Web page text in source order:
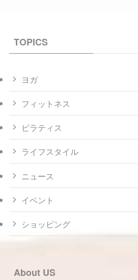
TOPICS
ヨガ
フィットネス
ピラティス
ライフスタイル
ニュース
イベント
ショッピング
About US